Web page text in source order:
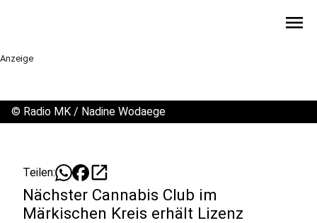
menu
Anzeige
© Radio MK / Nadine Wodaege
Teilen: open_in_new
Nächster Cannabis Club im
Märkischen Kreis erhält Lizenz